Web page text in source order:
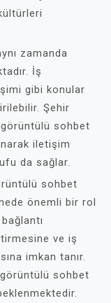
zamanda
İş
gibi konular
Şehir
görüntülü sohbet
iletişim
da sağlar.
sohbet
önemli bir rol
ve iş
imkan tanır.
görüntülü sohbet